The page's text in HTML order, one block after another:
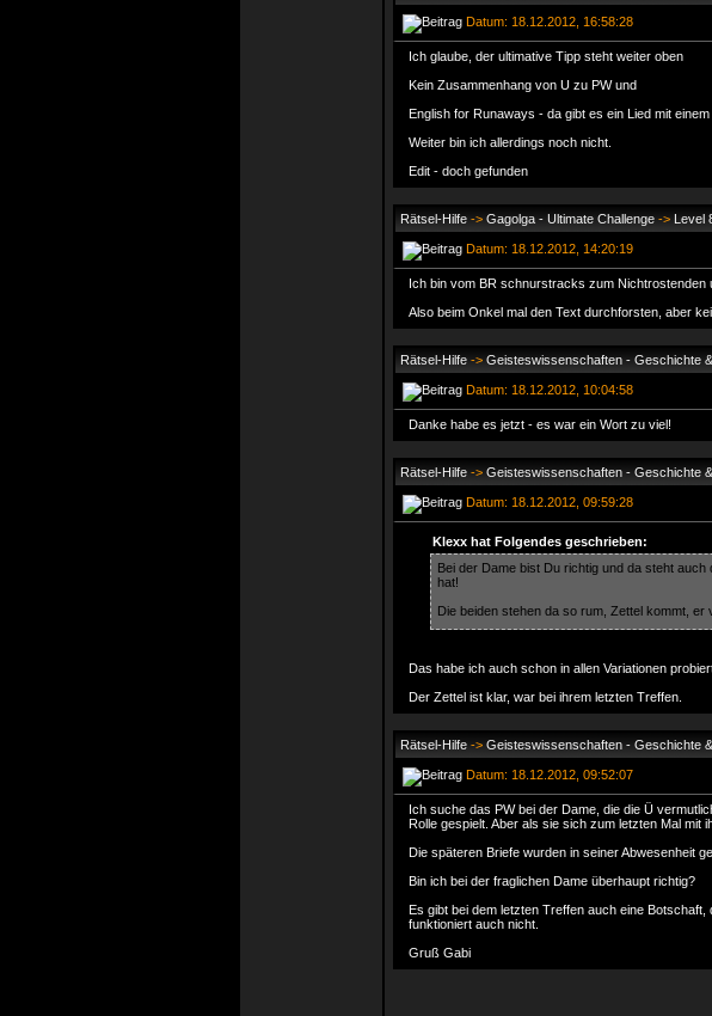
Datum: 18.12.2012, 16:58:28
Ich glaube, der ultimative Tipp steht weiter oben
Kein Zusammenhang von U zu PW und
English for Runaways - da gibt es ein Lied mit
Weiter bin ich allerdings noch nicht.
Edit - doch gefunden
Rätsel-Hilfe -> Gagolga - Ultimate Challenge -> Level
Datum: 18.12.2012, 14:20:19
Ich bin vom BR schnurstracks zum Nichtrostenden
Also beim Onkel mal den Text durchforsten, aber
Rätsel-Hilfe -> Geisteswissenschaften - Geschichte
Datum: 18.12.2012, 10:04:58
Danke habe es jetzt - es war ein Wort zu viel!
Rätsel-Hilfe -> Geisteswissenschaften - Geschichte
Datum: 18.12.2012, 09:59:28
Klexx hat Folgendes geschrieben:
Bei der Dame bist Du richtig und da steht
hat!
Die beiden stehen da so rum, Zettel kommt,
Das habe ich auch schon in allen Variationen
Der Zettel ist klar, war bei ihrem letzten Treffen.
Rätsel-Hilfe -> Geisteswissenschaften - Geschichte
Datum: 18.12.2012, 09:52:07
Ich suche das PW bei der Dame, die die Ü
Rolle gespielt. Aber als sie sich zum letzten Mal mit
Die späteren Briefe wurden in seiner Abwesenheit
Bin ich bei der fraglichen Dame überhaupt richtig?
Es gibt bei dem letzten Treffen auch eine
funktioniert auch nicht.
Gruß Gabi